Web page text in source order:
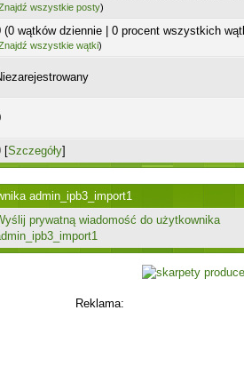
wszystkie posty)
(0 wątków dziennie | 0 procent wszystkich
wszystkie wątki)
[Szczegóły]
admin_ipb3_import1
prywatną wiadomość do użytkownika
Reklama: